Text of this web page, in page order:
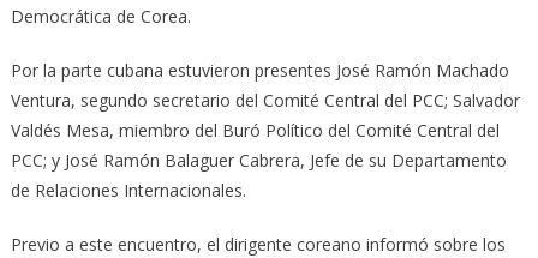
Democrática de Corea.
Por la parte cubana estuvieron presentes José Ramón Machado
Ventura, segundo secretario del Comité Central del PCC; Salvador
Valdés Mesa, miembro del Buró Político del Comité Central del
PCC; y José Ramón Balaguer Cabrera, Jefe de su Departamento
de Relaciones Internacionales.
Previo a este encuentro, el dirigente coreano informó sobre los